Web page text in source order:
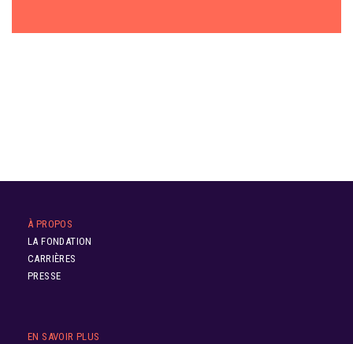
À PROPOS
LA FONDATION
CARRIÈRES
PRESSE
EN SAVOIR PLUS